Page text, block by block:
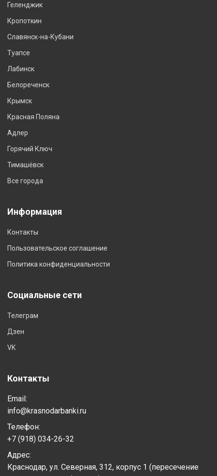
Геленджик
Кропоткин
Славянск-на-Кубани
Туапсе
Лабинск
Белореченск
Крымск
Красная Поляна
Адлер
Горячий Ключ
Тимашёвск
Все города
Информация
Контакты
Пользовательское соглашение
Политика конфиденциальности
Социальные сети
Телеграм
Дзен
VK
Контакты
Email:
info@krasnodarbanki.ru
Телефон:
+7 (918) 034-26-32
Адрес:
Краснодар, ул. Северная, 312, корпус 1 (пересечение